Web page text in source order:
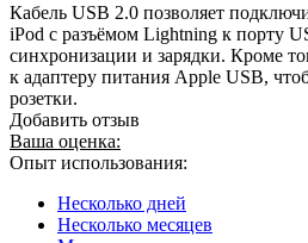
Кабель USB 2.0 позволяет
iPod с разъёмом Lightning к порту
синхронизации и зарядки. Кроме
к адаптеру питания Apple USB,
розетки.
Добавить отзыв
Ваша оценка:
Опыт использования:
Несколько дней
Несколько месяцев